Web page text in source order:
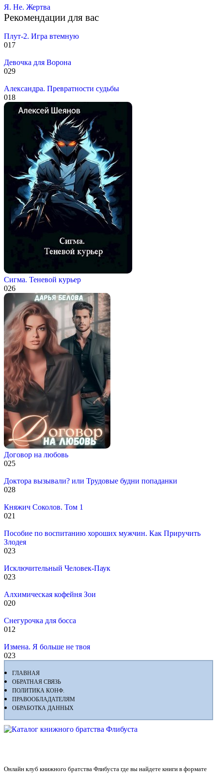
Я. Не. Жертва
Рекомендации для вас
Плут-2. Игра втемную
017
Девочка для Ворона
029
Александра. Превратности судьбы
018
Сигма. Теневой курьер
026
Договор на любовь
025
Доктора вызывали? или Трудовые будни попаданки
028
Княжич Соколов. Том 1
021
Пособие по воспитанию хороших мужчин. Как Приручить
Злодея
023
Исключительный Человек-Паук
023
Алхимическая кофейня Зои
020
Снегурочка для босса
012
Измена. Я больше не твоя
023
ГЛАВНАЯ
ОБРАТНАЯ СВЯЗЬ
ПОЛИТИКА КОНФ.
ПРАВООБЛАДАТЕЛЯМ
ОБРАБОТКА ДАННЫХ
Онлайн клуб книжного братства Флибуста где вы найдете книги в формате